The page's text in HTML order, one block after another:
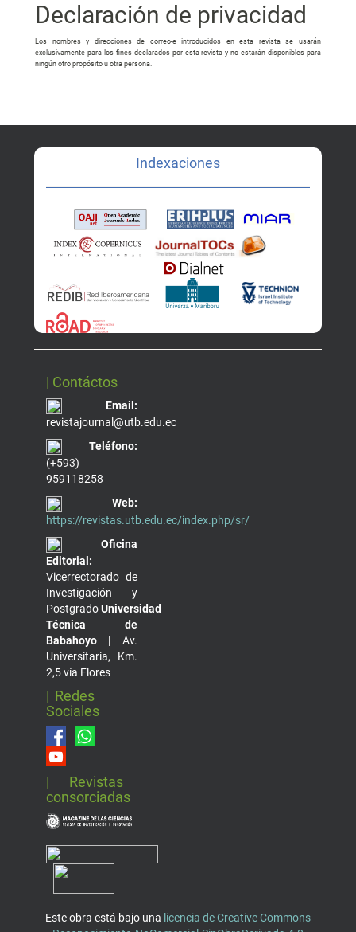
Declaración de privacidad
Los nombres y direcciones de correo-e introducidos en esta revista se usarán
exclusivamente para los fines declarados por esta revista y no estarán disponibles para
ningún otro propósito u otra persona.
Indexaciones
| Contáctos
Email:
revistajournal@utb.edu.ec
Teléfono:
(+593)
959118258
Web:
https://revistas.utb.edu.ec/index.php/sr/
Oficina
Editorial:
Vicerrectorado de
Investigación y
PostgradoUniversidad
Técnica de
Babahoyo | Av.
Universitaria, Km.
2,5 vía Flores
| Redes
Sociales
| Revistas
consorciadas
Este obra está bajo una licencia de Creative Commons